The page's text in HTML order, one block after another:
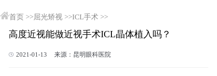
首页 >>屈光矫视 >>ICL手术 >>
高度近视能做近视手术ICL晶体植入吗？
2021-01-13 来源：昆明眼科医院